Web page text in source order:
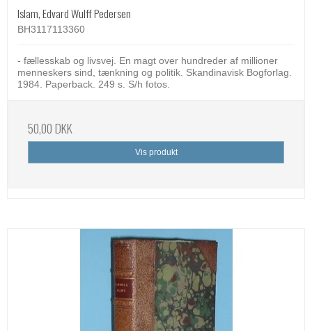
Islam, Edvard Wulff Pedersen
BH3117113360
- fællesskab og livsvej. En magt over hundreder af millioner
menneskers sind, tænkning og politik. Skandinavisk Bogforlag.
1984. Paperback. 249 s. S/h fotos.
50,00 DKK
Vis produkt